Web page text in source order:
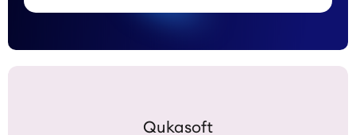
Qukasoft